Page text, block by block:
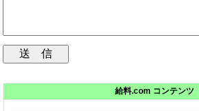
給料.com コンテンツ